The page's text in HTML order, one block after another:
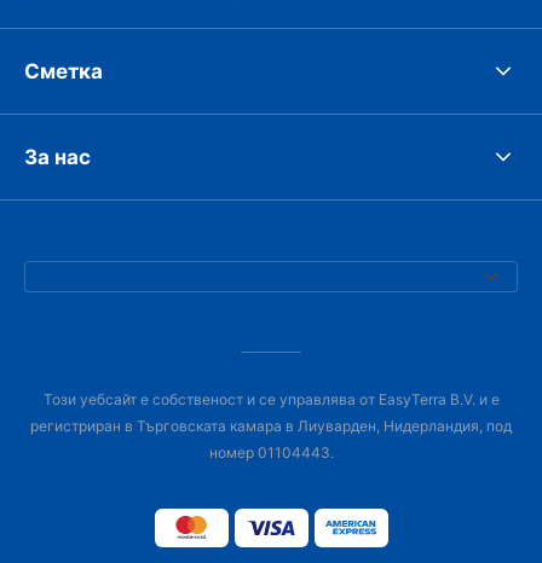
Сметка
За нас
Този уебсайт е собственост и се управлява от EasyTerra B.V. и е
регистриран в Търговската камара в Лиуварден, Нидерландия, под
номер 01104443.